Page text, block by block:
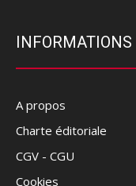
INFORMATIONS
A propos
Charte éditoriale
CGV - CGU
Cookies